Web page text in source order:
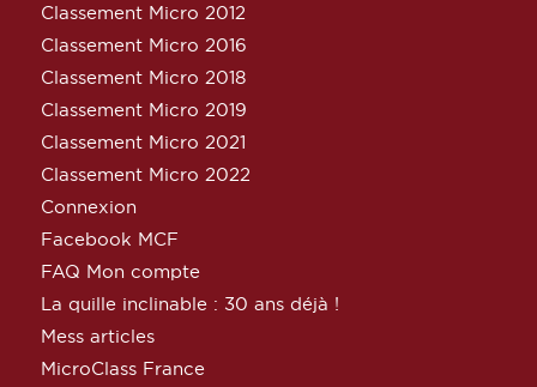
Classement Micro 2012
Classement Micro 2016
Classement Micro 2018
Classement Micro 2019
Classement Micro 2021
Classement Micro 2022
Connexion
Facebook MCF
FAQ Mon compte
La quille inclinable : 30 ans déjà !
Mess articles
MicroClass France